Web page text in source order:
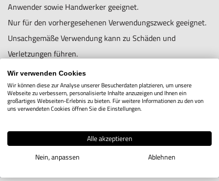
Anwender sowie Handwerker geeignet.
Nur für den vorhergesehenen Verwendungszweck geeignet.
Unsachgemäße Verwendung kann zu Schäden und
Verletzungen führen.
Importeur/Hersteller:
Hogetex/Kometex B.V., Gesinkkampstraat 1,7051 HR
Varsseveld/ Netherlands, email: Info@hogetex.com
Verwandte Produkte
Wir verwenden Cookies
Wir können diese zur Analyse unserer Besucherdaten platzieren, um unsere
Webseite zu verbessern, personalisierte Inhalte anzuzeigen und Ihnen ein
großartiges Webseiten-Erlebnis zu bieten. Für weitere Informationen zu den von
uns verwendeten Cookies öffnen Sie die Einstellungen.
Alle akzeptieren
Nein, anpassen
Ablehnen